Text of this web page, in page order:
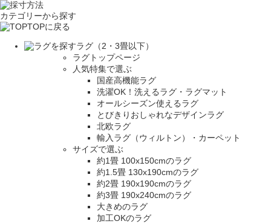
カテゴリーから探す
TOPに戻る
ラグ（2・3畳以下）
ラグトップページ
人気特集で選ぶ
国産高機能ラグ
洗濯OK！洗えるラグ・ラグマット
オールシーズン使えるラグ
とびきりおしゃれなデザインラグ
北欧ラグ
輸入ラグ（ウィルトン）・カーペット
サイズで選ぶ
約1畳 100x150cmのラグ
約1.5畳 130x190cmのラグ
約2畳 190x190cmのラグ
約3畳 190x240cmのラグ
大きめのラグ
加工OKのラグ